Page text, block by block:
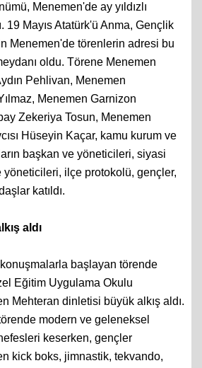
Menemen'de ay yıldızlı
19 Mayıs Atatürk'ü Anma, Gençlik
Menemen'de törenlerin adresi bu
oldu. Törene Menemen
Pehlivan, Menemen
Menemen Garnizon
Zekeriya Tosun, Menemen
Hüseyin Kaçar, kamu kurum ve
başkan ve yöneticileri, siyasi
yöneticileri, ilçe protokolü, gençler,
katıldı.
aldı
başlayan törende
Eğitim Uygulama Okulu
Mehteran dinletisi büyük alkış aldı.
modern ve geleneksel
keserken, gençler
kick boks, jimnastik, tekvando,